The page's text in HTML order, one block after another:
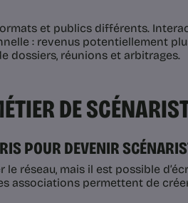
et publics différents.
: revenus potentiellement
dossiers, réunions et arbitrages.
DE
POUR DEVENIR
réseau, mais il est possible
associations permettent de